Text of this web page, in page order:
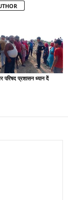
परिषद प्रशासन ध्यान दें